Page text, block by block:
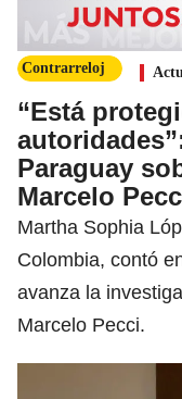
Contrarreloj
“Está
Paraguay
Marcelo
Martha Sophia
Colombia, contó
avanza la
Marcelo Pecci.